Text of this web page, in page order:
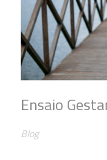
Ensaio
Blog